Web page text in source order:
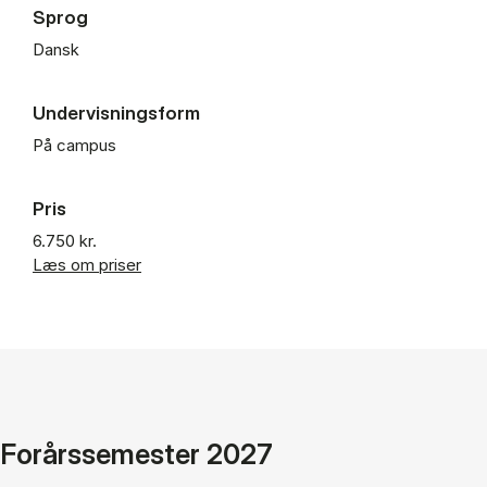
Sprog
Dansk
Undervisningsform
På campus
Pris
6.750 kr.
Læs om priser
Forårssemester 2027